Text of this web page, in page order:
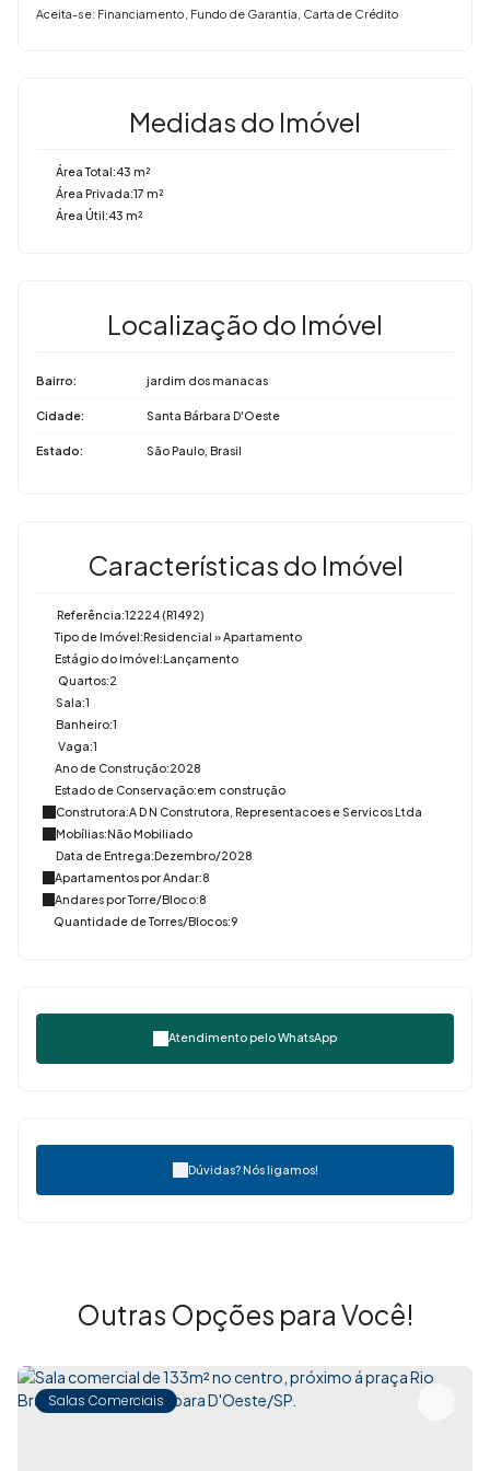
Aceita-se: Financiamento, Fundo de Garantia, Carta de Crédito
Medidas do Imóvel
Área Total:43 m²
Área Privada:17 m²
Área Útil:43 m²
Localização do Imóvel
Bairro: jardim dos manacas
Cidade: Santa Bárbara D'Oeste
Estado: São Paulo, Brasil
Características do Imóvel
Referência:12224 (R1492)
Tipo de Imóvel:Residencial » Apartamento
Estágio do Imóvel:Lançamento
Quartos:2
Sala:1
Banheiro:1
Vaga:1
Ano de Construção:2028
Estado de Conservação:em construção
Construtora:A D N Construtora, Representacoes e Servicos Ltda
Mobílias:Não Mobiliado
Data de Entrega:Dezembro/2028
Apartamentos por Andar:8
Andares por Torre/Bloco:8
Quantidade de Torres/Blocos:9
Atendimento peloWhatsApp
Dúvidas? Nós ligamos!
Outras Opções para Você!
Salas Comerciais